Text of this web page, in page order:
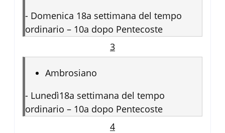
- Domenica 18a settimana del tempo
ordinario – 10a dopo Pentecoste
3
Ambrosiano
- Lunedì18a settimana del tempo
ordinario – 10a dopo Pentecoste
4